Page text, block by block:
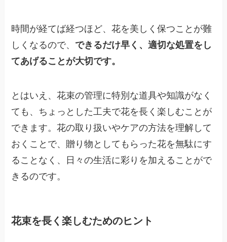
時間が経てば経つほど、花を美しく保つことが難
しくなるので、 できるだけ早く、適切な処置をし
てあげることが大切です。
とはいえ、花束の管理に特別な道具や知識がなく
ても、ちょっとした工夫で花を長く楽しむことが
できます。花の取り扱いやケアの方法を理解して
おくことで、贈り物としてもらった花を無駄にす
ることなく、日々の生活に彩りを加えることがで
きるのです。
花束を長く楽しむためのヒント